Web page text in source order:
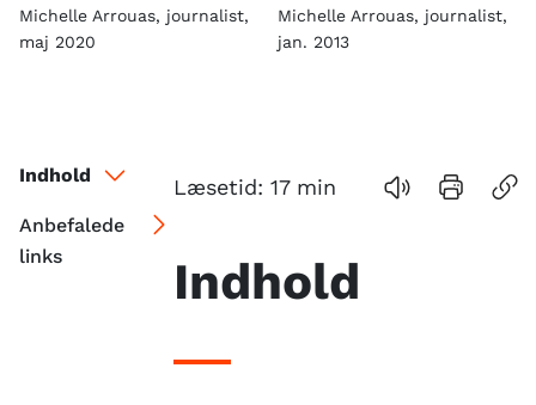
Michelle Arrouas, journalist,
maj 2020
Michelle Arrouas, journalist,
jan. 2013
Indhold
Anbefalede
links
Læsetid: 17min
Indhold